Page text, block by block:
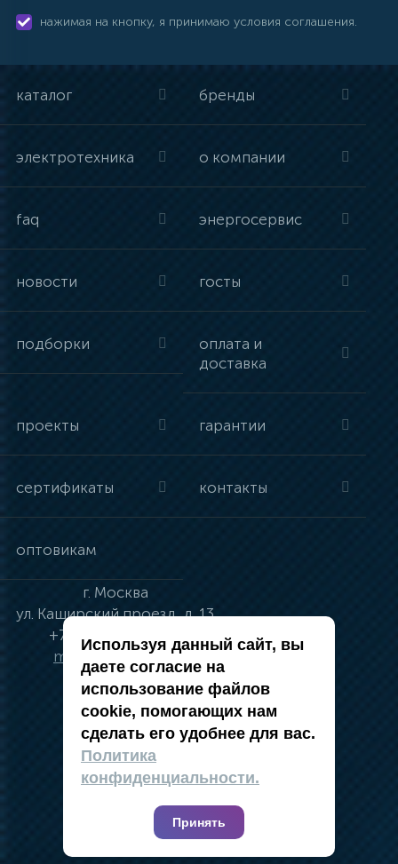
нажимая на кнопку, я принимаю условия соглашения.
каталог бренды
электротехника о компании
faq энергосервис
новости госты
подборки
оплата и
доставка
проекты гарантии
сертификаты контакты
оптовикам
г. Москва
ул. Каширский проезд, д. 13
+7 (495) 134-41-83
moskva@vincci.ru
политика в отношении обработки
персональных данных
публичная оферта
карта сайта
2019 — 2026 @ Компания Vincci
Используя данный сайт, вы
даете согласие на
использование файлов
cookie, помогающих нам
сделать его удобнее для вас.
Политика
конфиденциальности.
Принять